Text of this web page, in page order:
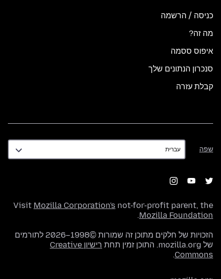
כניסה / הרשמה
מה זה?
איפוס ססמה
סנכרון הנתונים שלך
קבלת עזרה
שפה
שפה
Visit Mozilla Corporation's not-for-profit parent, the
Mozilla Foundation
.
הזכויות של חלקים מתוכן זה שמורות ©1998–2026 לתורמים
של mozilla.org. התוכן זמין תחת
רישיון Creative
Commons
.